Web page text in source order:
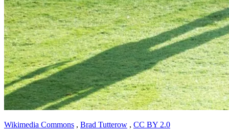
Wikimedia Commons , Brad Tutterow , CC BY 2.0